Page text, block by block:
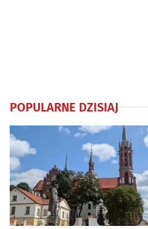
POPULARNE DZISIAJ